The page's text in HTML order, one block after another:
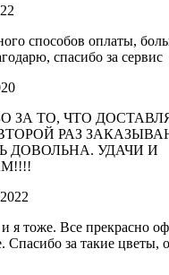
способов оплаты,
спасибо за сервис
ЗА ТО, ЧТО
РАЗ
ДОВОЛЬНА. УДАЧИ И
я тоже. Все прекрасно
за такие цветы,